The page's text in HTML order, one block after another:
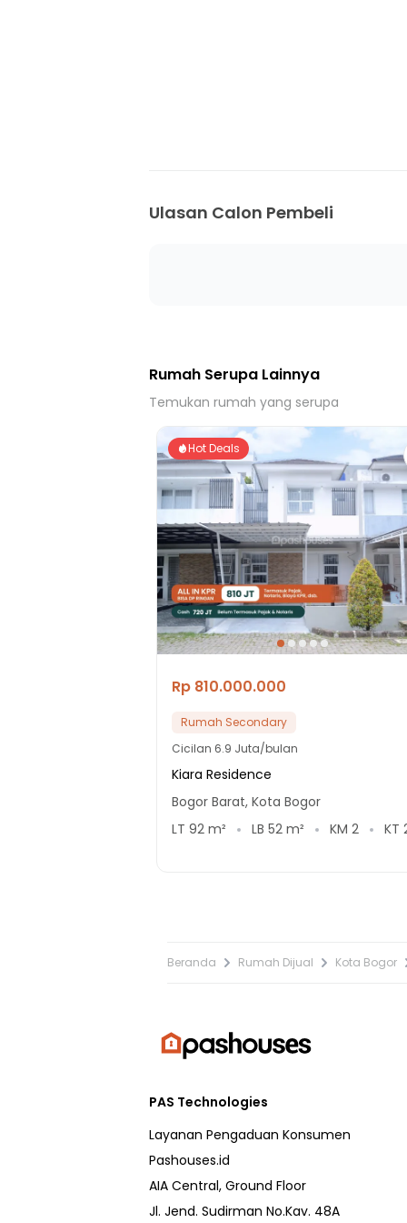
Ulasan Calon Pembeli
Rumah Serupa Lainnya
Temukan rumah yang serupa
Hot Deals
Rp 810.000.000
Rumah Secondary
Cicilan 6.9 Juta/bulan
Kiara Residence
Bogor Barat, Kota Bogor
LT 92 m² LB 52 m² KM 2 KT
Beranda Rumah Dijual Kota Bogor
PAS Technologies
Layanan Pengaduan Konsumen
Pashouses.id
AIA Central, Ground Floor
Jl. Jend. Sudirman No.Kav. 48A